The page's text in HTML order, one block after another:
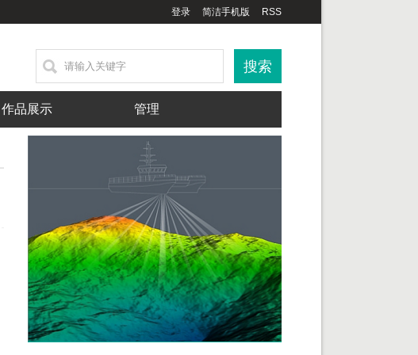
登录 简洁手机版 RSS
作品展示 管理